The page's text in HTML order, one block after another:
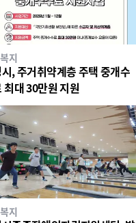
지
, 주거취약계층 주택 중개수
최대 30만원 지원
지